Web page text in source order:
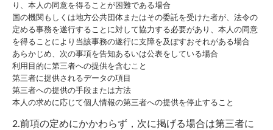
り、本人の同意を得ることが困難である場合
国の機関もしくは地方公共団体またはその委託を受けた者が、法令の
定める事務を遂行することに対して協力する必要があり、本人の同意
を得ることにより当該事務の遂行に支障を及ぼすおそれがある場合
あらかじめ、次の事項を告知あるいは公表をしている場合
利用目的に第三者への提供を含むこと
第三者に提供されるデータの項目
第三者への提供の手段または方法
本人の求めに応じて個人情報の第三者への提供を停止すること
2.前項の定めにかかわらず，次に掲げる場合は第三者に